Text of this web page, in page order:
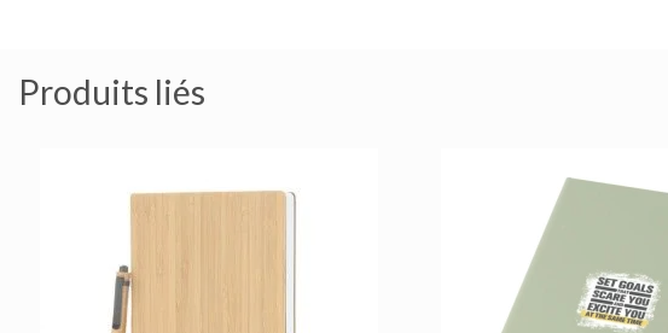
Produits liés